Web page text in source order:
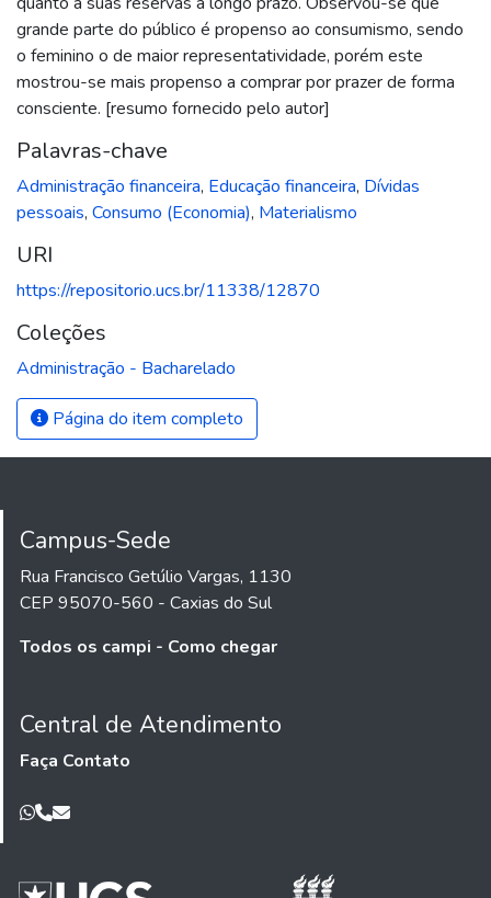
grande parte do público é propenso ao consumismo, sendo
o feminino o de maior representatividade, porém este
mostrou-se mais propenso a comprar por prazer de forma
consciente. [resumo fornecido pelo autor]
Palavras-chave
Administração financeira, Educação financeira, Dívidas
pessoais, Consumo (Economia), Materialismo
URI
https://repositorio.ucs.br/11338/12870
Coleções
Administração - Bacharelado
Página do item completo
Campus-Sede
Rua Francisco Getúlio Vargas, 1130
CEP 95070-560 - Caxias do Sul
Todos os campi - Como chegar
Central de Atendimento
Faça Contato